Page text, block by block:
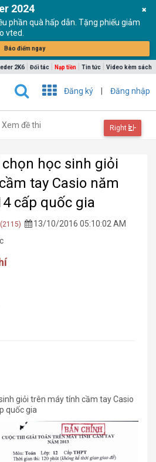
2024
phần quà hấp dẫn. Tặng phiếu giảm
vted.
Báo điểm ngay
2K6 Đối tác Nạp tiền Tin tức Video kèm sách
Đăng ký Đăng nhập
Xem đề thi Right
chọn học sinh giỏi
tay Casio năm
cấp quốc gia
(2115)
13/10/2016 05:10:02 AM
giỏi trên máy tính cầm tay Casio
quốc gia